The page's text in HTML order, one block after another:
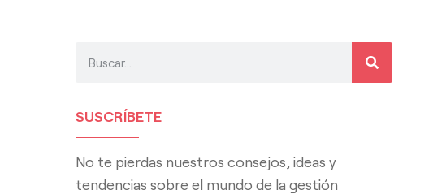
SUSCRÍBETE
No te pierdas nuestros consejos, ideas y
tendencias sobre el mundo de la gestión